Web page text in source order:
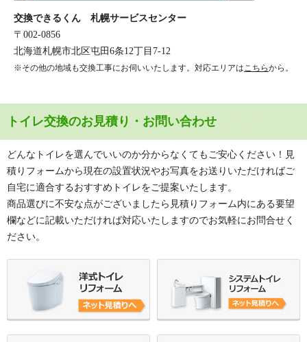
交換できるくん 札幌サービスセンター
〒002-0856
北海道札幌市北区屯田6条12丁目7-12
※その他の地域も交換工事にお伺いいたします。対応エリアはこちらから。
トイレ交換のお見積り・お問い合わせ
どんなトイレを選んでいいのか分からなくてもご安心ください！見
積りフォームから現在の設置状況やお写真をお送りいただければご
自宅に適合するおすすめトイレをご提案いたします。
商品選びに不安な点がございましたら見積りフォーム内にある要望
欄などに記載いただければ対応いたしますのでお気軽にお問合せく
ださい。